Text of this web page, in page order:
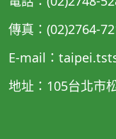
傳真：(02)2764-
E-mail：
地址：105台北市